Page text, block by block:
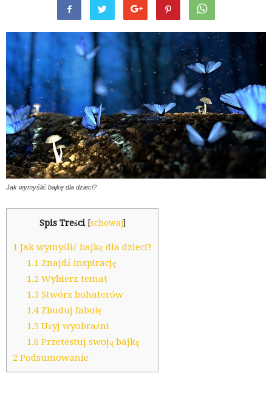
Jak wymyślić bajkę dla dzieci?
Spis Treści [schowaj]
1 Jak wymyślić bajkę dla dzieci?
1.1 Znajdź inspirację
1.2Wybierz temat
1.3 Stwórz bohaterów
1.4Zbuduj fabułę
1.5Użyj wyobraźni
1.6 Przetestuj swoją bajkę
2 Podsumowanie